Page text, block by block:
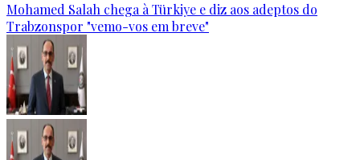
Mohamed Salah chega à Türkiye e diz aos adeptos do
Trabzonspor "vemo-vos em breve"